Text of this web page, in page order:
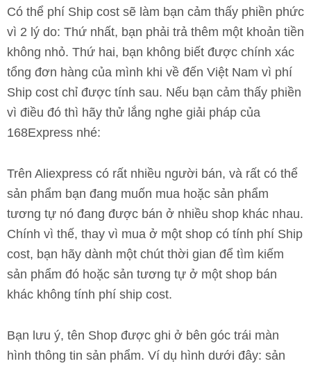
Có thể phí Ship cost sẽ làm bạn cảm thấy phiền phức
vì 2 lý do: Thứ nhất, bạn phải trả thêm một khoản tiền
không nhỏ. Thứ hai, bạn không biết được chính xác
tổng đơn hàng của mình khi về đến Việt Nam vì phí
Ship cost chỉ được tính sau. Nếu bạn cảm thấy phiền
vì điều đó thì hãy thử lắng nghe giải pháp của
168Express nhé:
Trên Aliexpress có rất nhiều người bán, và rất có thể
sản phẩm bạn đang muốn mua hoặc sản phẩm
tương tự nó đang được bán ở nhiều shop khác nhau.
Chính vì thế, thay vì mua ở một shop có tính phí Ship
cost, bạn hãy dành một chút thời gian để tìm kiếm
sản phẩm đó hoặc sản tương tự ở một shop bán
khác không tính phí ship cost.
Bạn lưu ý, tên Shop được ghi ở bên góc trái màn
hình thông tin sản phẩm. Ví dụ hình dưới đây: sản